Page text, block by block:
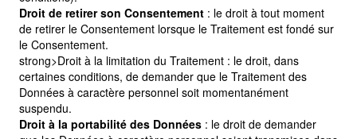
Droit de retirer son Consentement : le droit à tout moment
de retirer le Consentement lorsque le Traitement est fondé sur
le Consentement.
strong>Droit à la limitation du Traitement : le droit, dans
certaines conditions, de demander que le Traitement des
Données à caractère personnel soit momentanément
suspendu.
Droit à la portabilité des Données : le droit de demander